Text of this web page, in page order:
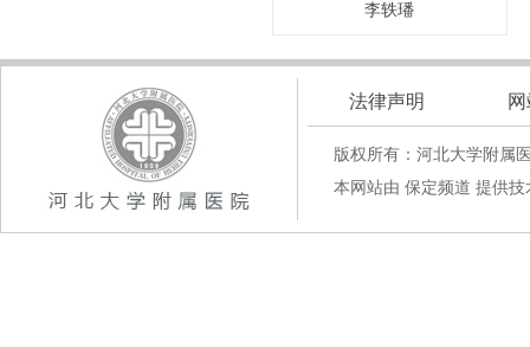
李轶璠
法律声明
版权所有：河北大学附
本网站由 保定频道 提供